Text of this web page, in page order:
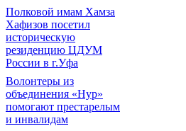
Полковой имам Хамза
Хафизов посетил
историческую
резиденцию ЦДУМ
России в г.Уфа
Волонтеры из
объединения «Нур»
помогают престарелым
и инвалидам